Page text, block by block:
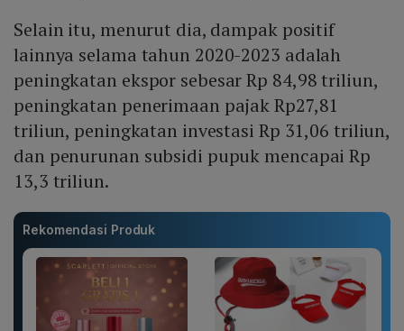
Selain itu, menurut dia, dampak positif
lainnya selama tahun 2020-2023 adalah
peningkatan ekspor sebesar Rp 84,98 triliun,
peningkatan penerimaan pajak Rp27,81
triliun, peningkatan investasi Rp 31,06 triliun,
dan penurunan subsidi pupuk mencapai Rp
13,3 triliun.
Rekomendasi Produk